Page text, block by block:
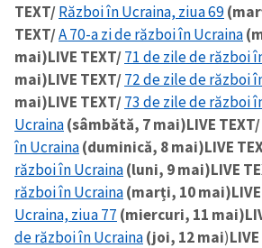
TEXT/Război în Ucraina, ziua 69
TEXT/A 70-a zi de război în Ucraina
mai)LIVE TEXT/71 de zile de război
mai)LIVE TEXT/72 de zile de război
mai)LIVE TEXT/73 de zile de război
Ucraina(sâmbătă, 7 mai)LIVE TEXT/
în Ucraina(duminică, 8 mai)LIVE
război în Ucraina(luni, 9 mai)LIVE
război în Ucraina(marți, 10 mai)
Ucraina, ziua 77 (miercuri, 11 mai)
de război în Ucraina(joi, 12 mai)